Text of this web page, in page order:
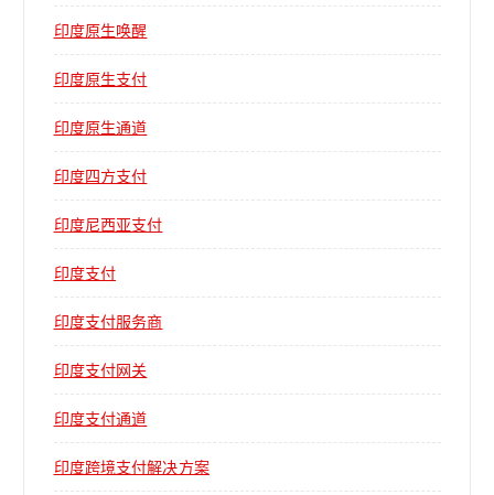
印度原生唤醒
印度原生支付
印度原生通道
印度四方支付
印度尼西亚支付
印度支付
印度支付服务商
印度支付网关
印度支付通道
印度跨境支付解决方案